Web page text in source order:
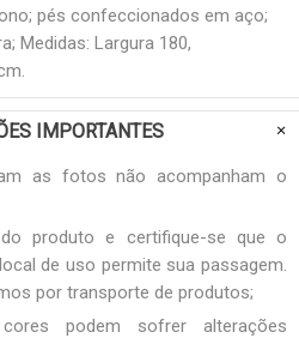
pés confeccionados em aço;
Medidas: Largura 180,
IMPORTANTES
as fotos não acompanham o
produto e certifique-se que o
de uso permite sua passagem.
por transporte de produtos;
podem sofrer alterações